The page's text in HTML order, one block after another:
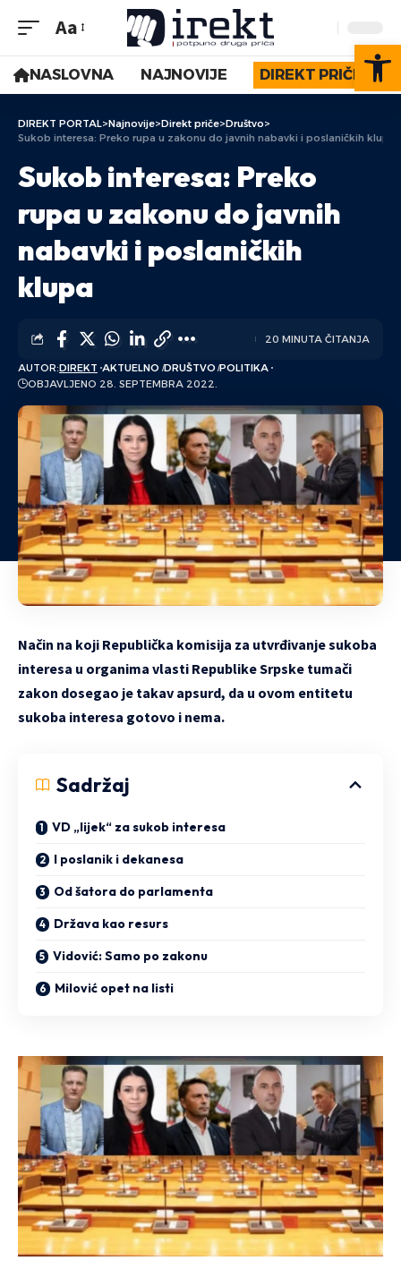
Aa
NASLOVNA NAJNOVIJE DIREKT PRIČE
DIREKT PORTAL>Najnovije>Direkt priče>Društvo>
Sukob interesa: Preko rupa u zakonu do javnih nabavki i poslaničkih klupa
Sukob interesa: Preko
rupa u zakonu do javnih
nabavki i poslaničkih
klupa
AUTOR:DIREKT AKTUELNO DRUŠTVO POLITIKA
OBJAVLJENO 28. SEPTEMBRA 2022.
20 MINUTA ČITANJA
Način na koji Republička komisija za utvrđivanje sukoba
interesa u organima vlasti Republike Srpske tumači
zakon dosegao je takav apsurd, da u ovom entitetu
sukoba interesa gotovo i nema.
Sadržaj
VD „lijek“ za sukob interesa
I poslanik i dekanesa
Od šatora do parlamenta
Država kao resurs
Vidović: Samo po zakonu
Milović opet na listi